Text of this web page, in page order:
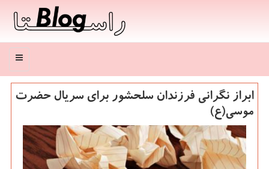
منو
ابراز نگرانی فرزندان سلحشور برای سریال حضرت
موسی(ع)